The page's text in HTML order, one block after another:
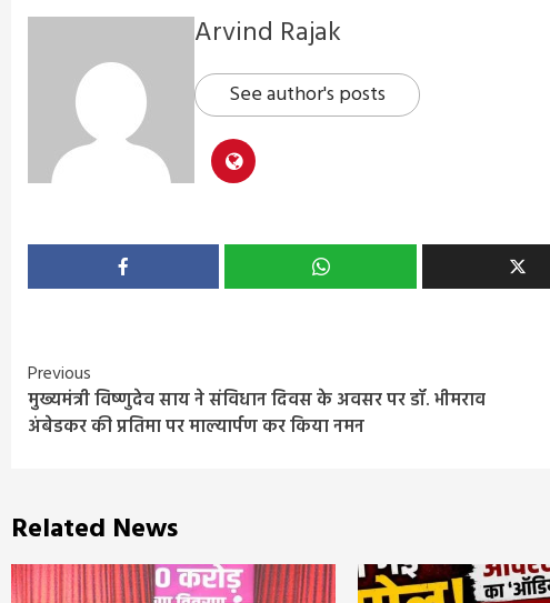
Arvind Rajak
See author's posts
Continue
Reading
Previous
मुख्यमंत्री विष्णुदेव साय ने संविधान दिवस के अवसर पर डॉ. भीमराव
अंबेडकर की प्रतिमा पर माल्यार्पण कर किया नमन
Related News